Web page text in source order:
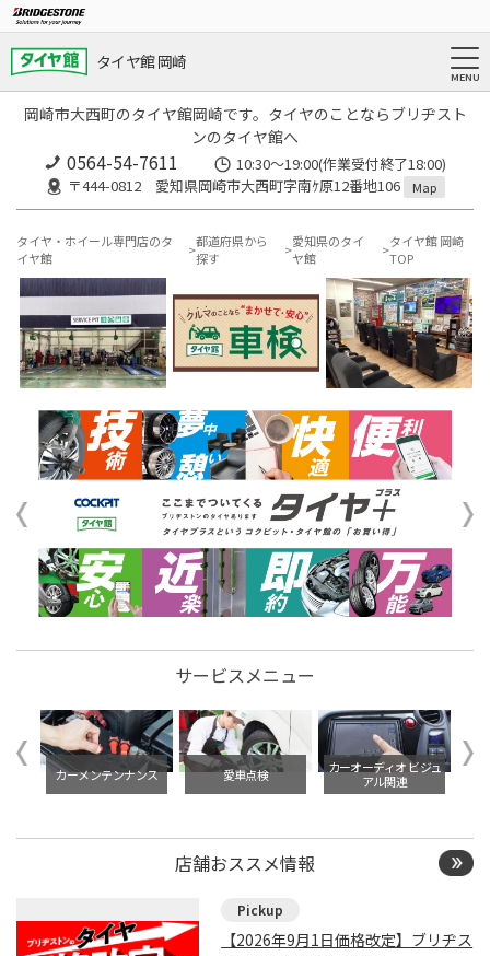
タイヤ館 岡崎
岡崎市大西町のタイヤ館岡崎です。タイヤのことならブリヂスト
ンのタイヤ館へ
0564-54-7611
10:30～19:00(作業受付終了18:00)
〒444-0812 愛知県岡崎市大西町字南ｹ原12番地106
Map
タイヤ・ホイール専門店のタ
イヤ館
都道府県から
探す
愛知県のタイ
ヤ館
タイヤ館 岡崎
TOP
サービスメニュー
交 カーメンテンナンス 愛車点検
カーオーディオ ビジュ
アル関連
店舗おススメ情報
【2026年9月1日価格改定】ブリヂス